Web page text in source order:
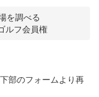
を調べる
ルフ会員権
部のフォームより再